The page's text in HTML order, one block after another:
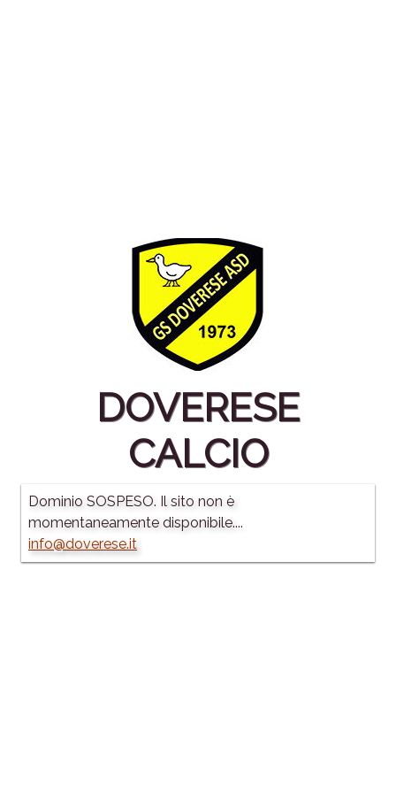
DOVERESE
CALCIO
Dominio SOSPESO. Il sito non è
momentaneamente disponibile....
info@doverese.it